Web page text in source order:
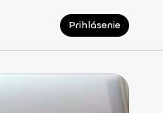
Prihlásenie